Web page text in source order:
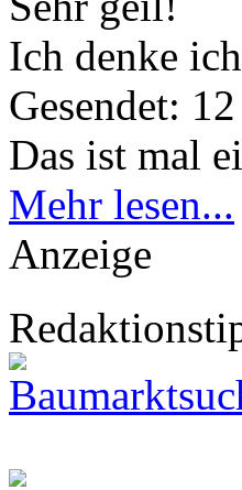
Ich denke
Gesendet:
Das ist mal
Mehr lesen...
Anzeige